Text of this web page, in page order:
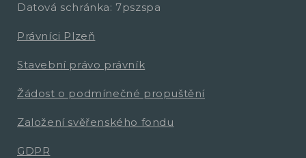
Datová schránka: 7pszspa
Právníci Plzeň
Stavební právo právník
Žádost o podmínečné propuštění
Založení svěřenského fondu
GDPR